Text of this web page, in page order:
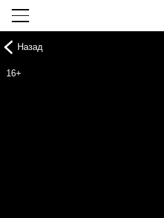
Назад
16+